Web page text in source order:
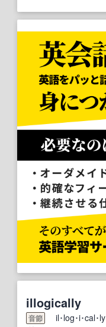
illogically
音節 il･log･i･cal･ly